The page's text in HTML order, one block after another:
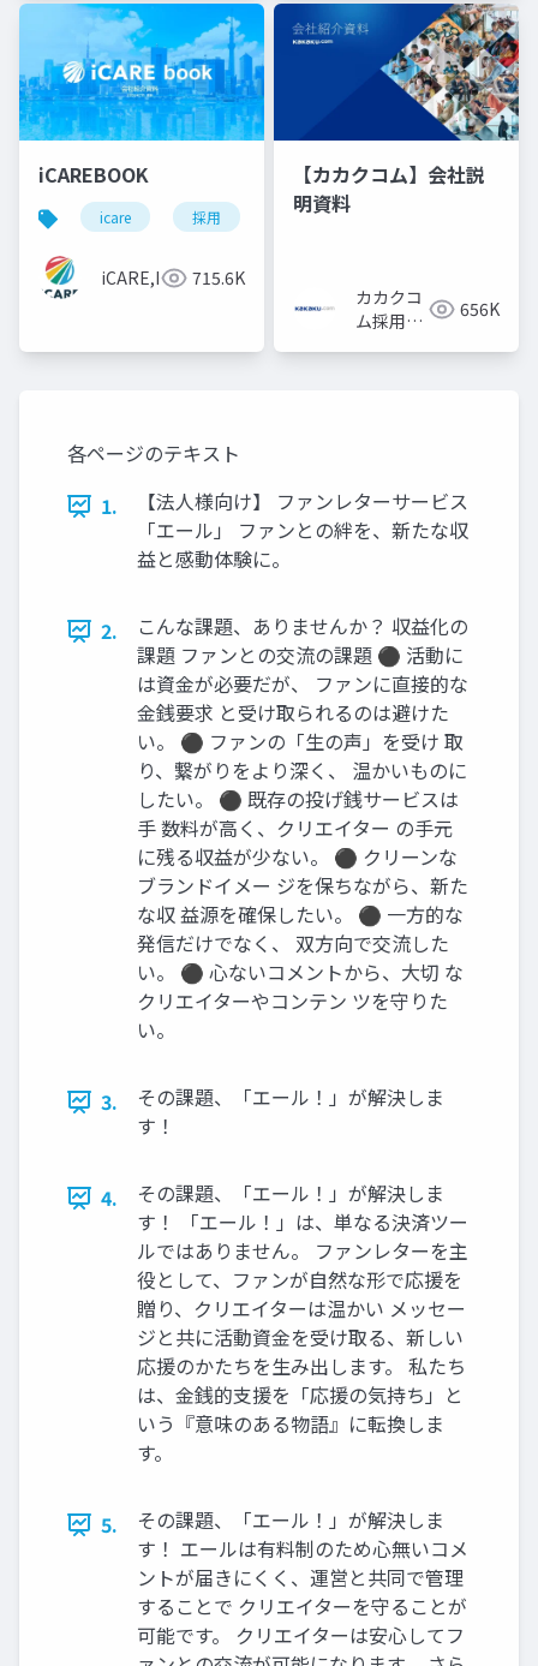
iCAREBOOK
icare 採用 カルチャーデック
iCARE,Inc 715.6K
【カカクコム】会社説
明資料
カカクコ
ム採用担
656K
各ページのテキスト
1.
【法人様向け】 ファンレターサービス
「エール」 ファンとの絆を、新たな収
益と感動体験に。
2.
こんな課題、ありませんか？ 収益化の
課題 ファンとの交流の課題 ⚫ 活動に
は資金が必要だが、 ファンに直接的な
金銭要求 と受け取られるのは避けた
い。 ⚫ ファンの「生の声」を受け 取
り、繋がりをより深く、 温かいものに
したい。 ⚫ 既存の投げ銭サービスは
手 数料が高く、クリエイター の手元
に残る収益が少ない。 ⚫ クリーンな
ブランドイメー ジを保ちながら、新た
な収 益源を確保したい。 ⚫ 一方的な
発信だけでなく、 双方向で交流した
い。 ⚫ 心ないコメントから、大切 な
クリエイターやコンテン ツを守りた
い。
3.
その課題、「エール！」が解決しま
す！
4.
その課題、「エール！」が解決しま
す！ 「エール！」は、単なる決済ツー
ルではありません。 ファンレターを主
役として、ファンが自然な形で応援を
贈り、クリエイターは温かい メッセー
ジと共に活動資金を受け取る、新しい
応援のかたちを生み出します。 私たち
は、金銭的支援を「応援の気持ち」と
いう『意味のある物語』に転換しま
す。
5.
その課題、「エール！」が解決しま
す！ エールは有料制のため心無いコメ
ントが届きにくく、運営と共同で管理
することで クリエイターを守ることが
可能です。 クリエイターは安心してフ